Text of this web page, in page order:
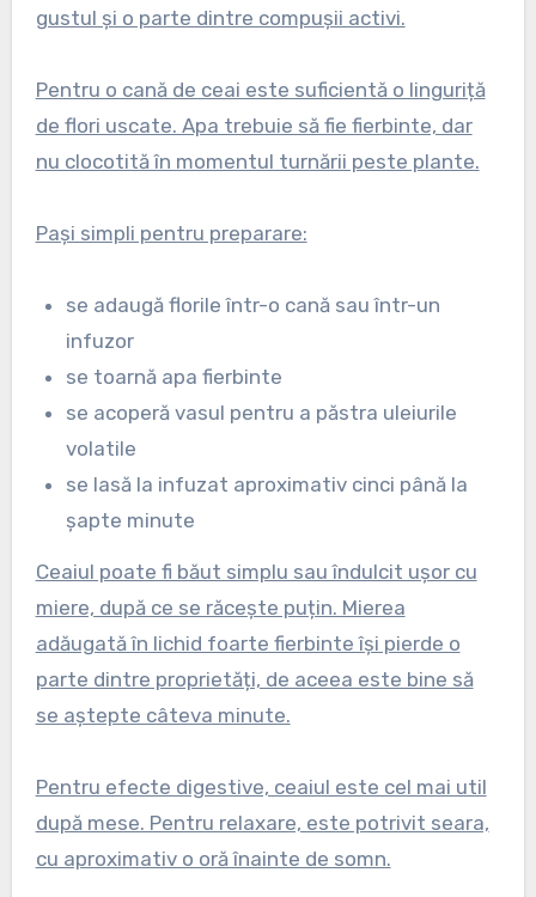
gustul și o parte dintre compușii activi.
Pentru o cană de ceai este suficientă o linguriță
de flori uscate. Apa trebuie să fie fierbinte, dar
nu clocotită în momentul turnării peste plante.
Pași simpli pentru preparare:
se adaugă florile într-o cană sau într-un
infuzor
se toarnă apa fierbinte
se acoperă vasul pentru a păstra uleiurile
volatile
se lasă la infuzat aproximativ cinci până la
șapte minute
Ceaiul poate fi băut simplu sau îndulcit ușor cu
miere, după ce se răcește puțin. Mierea
adăugată în lichid foarte fierbinte își pierde o
parte dintre proprietăți, de aceea este bine să
se aștepte câteva minute.
Pentru efecte digestive, ceaiul este cel mai util
după mese. Pentru relaxare, este potrivit seara,
cu aproximativ o oră înainte de somn.